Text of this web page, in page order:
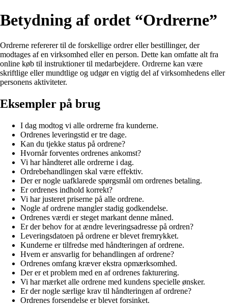
Betydning af ordet “Ordrerne”
Ordrerne refererer til de forskellige ordrer eller bestillinger, der
modtages af en virksomhed eller en person. Dette kan omfatte alt fra
online køb til instruktioner til medarbejdere. Ordrerne kan være
skriftlige eller mundtlige og udgør en vigtig del af virksomhedens eller
personens aktiviteter.
Eksempler på brug
I dag modtog vi alle ordrerne fra kunderne.
Ordrenes leveringstid er tre dage.
Kan du tjekke status på ordrene?
Hvornår forventes ordrenes ankomst?
Vi har håndteret alle ordrerne i dag.
Ordrebehandlingen skal være effektiv.
Der er nogle uafklarede spørgsmål om ordrenes betaling.
Er ordrenes indhold korrekt?
Vi har justeret priserne på alle ordrene.
Nogle af ordrene mangler stadig godkendelse.
Ordrenes værdi er steget markant denne måned.
Er der behov for at ændre leveringsadresse på ordren?
Leveringsdatoen på ordrene er blevet fremrykket.
Kunderne er tilfredse med håndteringen af ordrene.
Hvem er ansvarlig for behandlingen af ordrene?
Ordrenes omfang kræver ekstra opmærksomhed.
Der er et problem med en af ordrenes fakturering.
Vi har mærket alle ordrene med kundens specielle ønsker.
Er der nogle særlige krav til håndteringen af ordrene?
Ordrenes forsendelse er blevet forsinket.